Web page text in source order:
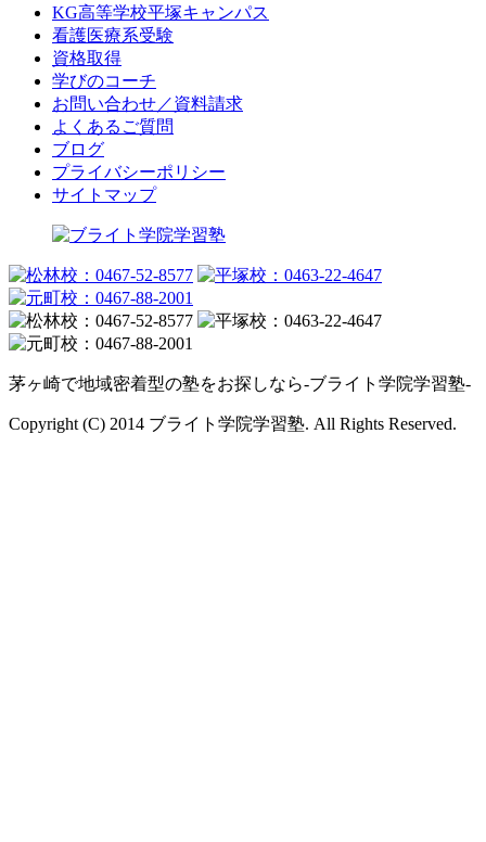
KG高等学校平塚キャンパス
看護医療系受験
資格取得
学びのコーチ
お問い合わせ／資料請求
よくあるご質問
ブログ
プライバシーポリシー
サイトマップ
茅ヶ崎で地域密着型の塾をお探しなら-ブライト学院学習塾-
Copyright (C) 2014 ブライト学院学習塾. All Rights Reserved.